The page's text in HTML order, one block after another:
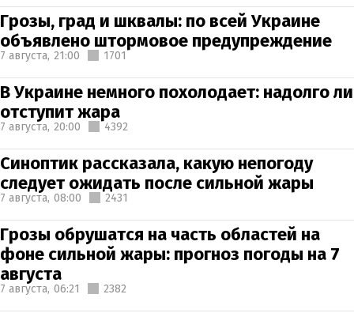
Грозы, град и шквалы: по всей Украине
объявлено штормовое предупреждение
7 августа, 21:00 1701
В Украине немного похолодает: надолго ли
отступит жара
7 августа, 20:00 4392
Синоптик рассказала, какую непогоду
следует ожидать после сильной жары
7 августа, 08:00 2431
Грозы обрушатся на часть областей на
фоне сильной жары: прогноз погоды на 7
августа
7 августа, 06:21 2382